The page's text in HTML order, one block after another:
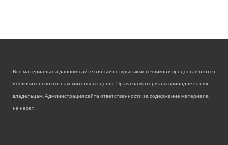
Все материалы на данном сайте взяты из открытых источников и предоставляются
исключительно в ознакомительных целях. Права на материалы принадлежат их
владельцам. Администрация сайта ответственности за содержание материала
не несет.